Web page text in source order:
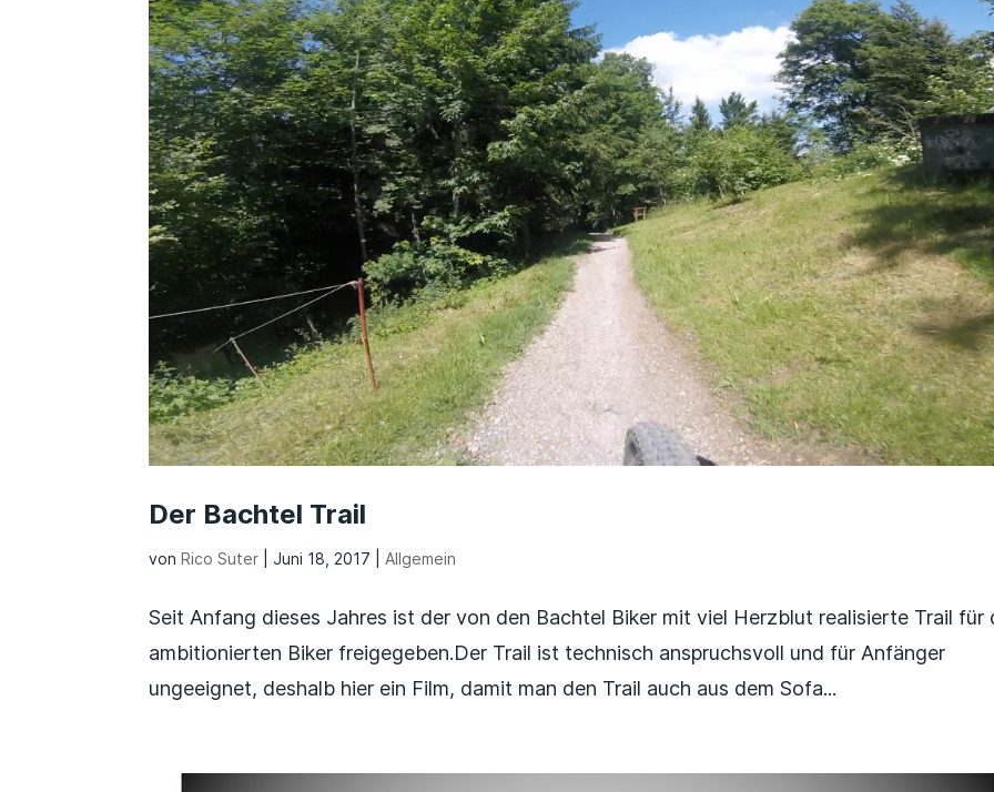
Der Bachtel Trail
vonRico Suter Juni 18, 2017 Allgemein
Seit Anfang dieses Jahres ist der von den Bachtel Biker mit viel Herzblut realisierte Trail für
ambitionierten Biker freigegeben.Der Trail ist technisch anspruchsvoll und für Anfänger
ungeeignet, deshalb hier ein Film, damit man den Trail auch aus dem Sofa...